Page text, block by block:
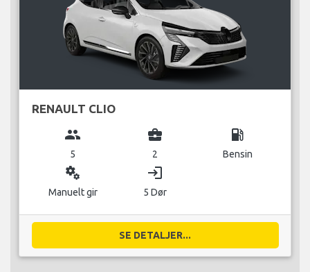
RENAULT CLIO
group
5
business_center
2
local_gas_station
Bensin
miscellaneous_services
Manuelt gir
login
5 Dør
SE DETALJER...